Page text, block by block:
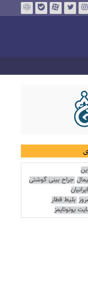
جراح بینی گوشتی
بلیط قطار
یوتوتایمز